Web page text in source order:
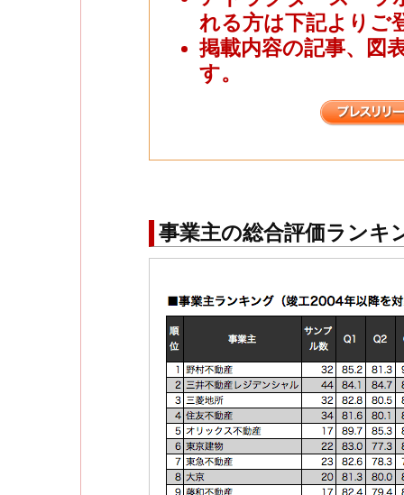
れる方は下記よりご
掲載内容の記事、図
す。
事業主の総合評価ランキ